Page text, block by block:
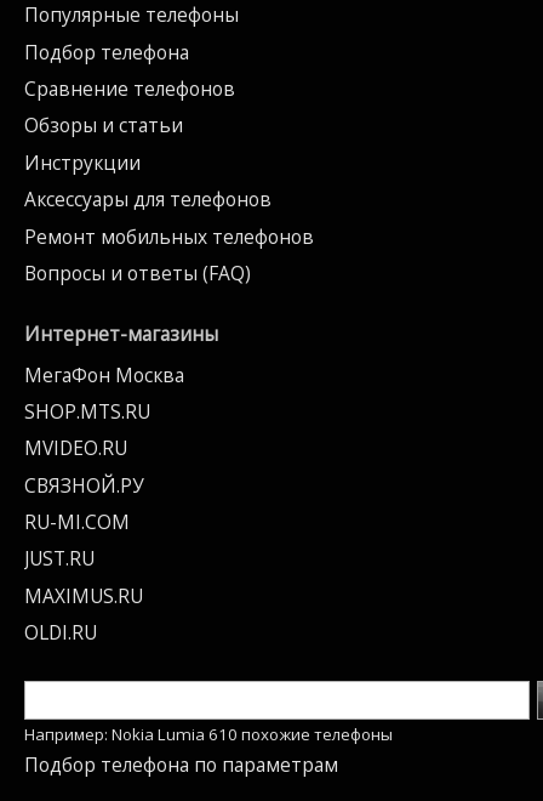
Популярные телефоны
Подбор телефона
Сравнение телефонов
Обзоры и статьи
Инструкции
Аксессуары для телефонов
Ремонт мобильных телефонов
Вопросы и ответы (FAQ)
Интернет-магазины
МегаФон Москва
SHOP.MTS.RU
MVIDEO.RU
СВЯЗНОЙ.РУ
RU-MI.COM
JUST.RU
MAXIMUS.RU
OLDI.RU
Например: Nokia Lumia 610 похожие телефоны
Подбор телефона по параметрам